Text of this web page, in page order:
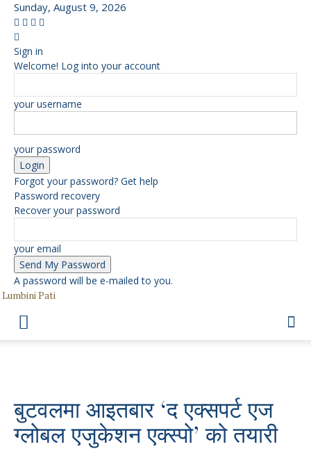
Sunday, August 9, 2026
Sign in
Welcome! Log into your account
your username
your password
Forgot your password? Get help
Password recovery
Recover your password
your email
A password will be e-mailed to you.
Lumbini Pati
बुटवलमा आइतबार ‘द एक्सपर्ट एज
ग्लोबल एजुकेशन एक्स्पो’ को तयारी